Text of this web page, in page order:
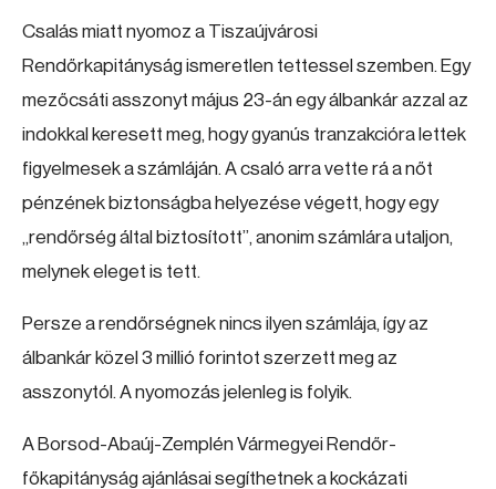
Csalás miatt nyomoz a Tiszaújvárosi
Rendőrkapitányság ismeretlen tettessel szemben. Egy
mezőcsáti asszonyt május 23-án egy álbankár azzal az
indokkal keresett meg, hogy gyanús tranzakcióra lettek
figyelmesek a számláján. A csaló arra vette rá a nőt
pénzének biztonságba helyezése végett, hogy egy
„rendőrség által biztosított”, anonim számlára utaljon,
melynek eleget is tett.
Persze a rendőrségnek nincs ilyen számlája, így az
álbankár közel 3 millió forintot szerzett meg az
asszonytól. A nyomozás jelenleg is folyik.
A Borsod-Abaúj-Zemplén Vármegyei Rendőr-
főkapitányság ajánlásai segíthetnek a kockázati